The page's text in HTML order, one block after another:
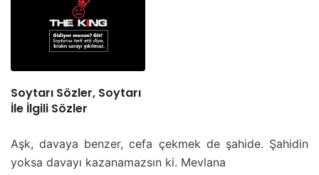
Soytarı Sözler, Soytarı
İle İlgili Sözler
Aşk, davaya benzer, cefa çekmek de şahide. Şahidin
yoksa davayı kazanamazsın ki. Mevlana